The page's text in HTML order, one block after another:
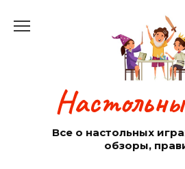
Все о настольных
обзоры,